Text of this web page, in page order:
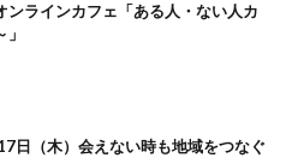
ンラインカフェ「ある人・ない人カ
日（木）会えない時も地域をつなぐ